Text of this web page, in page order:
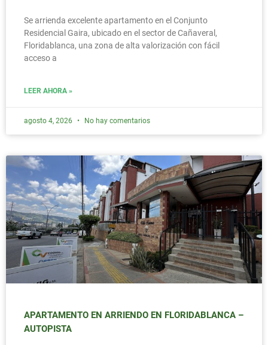
Se arrienda excelente apartamento en el Conjunto
Residencial Gaira, ubicado en el sector de Cañaveral,
Floridablanca, una zona de alta valorización con fácil
acceso a
LEER AHORA »
agosto 4, 2026 No hay comentarios
APARTAMENTO EN ARRIENDO EN FLORIDABLANCA –
AUTOPISTA